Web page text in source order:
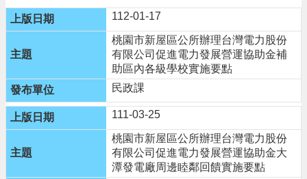
民
資
訊
機
通
訊
錄
相
關
112-01-17
桃園市新屋區公所辦理台灣電力股份
有限公司促進電力發展營運協助金補
助區內各級學校實施要點
民政課
111-03-25
桃園市新屋區公所辦理台灣電力股份
有限公司促進電力發展營運協助金大
潭發電廠周邊睦鄰回饋實施要點